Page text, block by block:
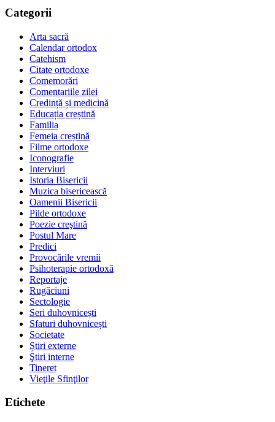
Categorii
Arta sacră
Calendar ortodox
Catehism
Citate ortodoxe
Comemorări
Comentariile zilei
Credință și medicină
Educația creștină
Familia
Femeia creștină
Filme ortodoxe
Iconografie
Interviuri
Istoria Bisericii
Muzica bisericească
Oamenii Bisericii
Pilde ortodoxe
Poezie creştină
Postul Mare
Predici
Provocările vremii
Psihoterapie ortodoxă
Reportaje
Rugăciuni
Sectologie
Seri duhovnicești
Sfaturi duhovnicești
Societate
Știri externe
Ştiri interne
Tineret
Vieţile Sfinţilor
Etichete